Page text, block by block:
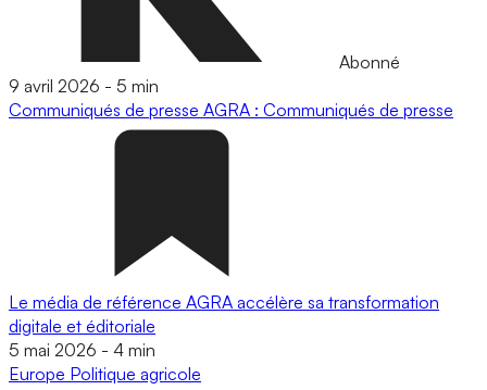
Abonné
9 avril 2026 - 5 min
Communiqués de presse AGRA : Communiqués de presse
Le média de référence AGRA accélère sa transformation
digitale et éditoriale
5 mai 2026 - 4 min
Europe Politique agricole